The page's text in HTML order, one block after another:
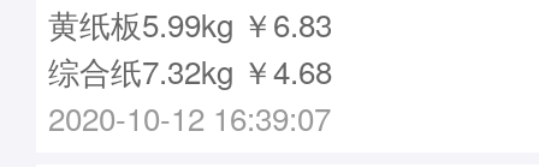
黄纸板5.99kg ￥6.83
综合纸7.32kg ￥4.68
2020-10-12 16:39:07